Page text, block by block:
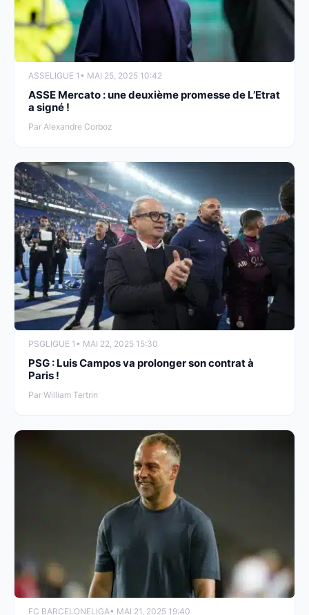
ASSELIGUE 1 • MAI 25, 2025 10:42
ASSE Mercato : une deuxième promesse de L’Etrat
a signé !
Par Alexandre Corboz
PSGLIGUE 1 • MAI 22, 2025 15:30
PSG : Luis Campos va prolonger son contrat à
Paris !
Par William Tertrin
FC BARCELONELIGA• MAI 21, 2025 19:40